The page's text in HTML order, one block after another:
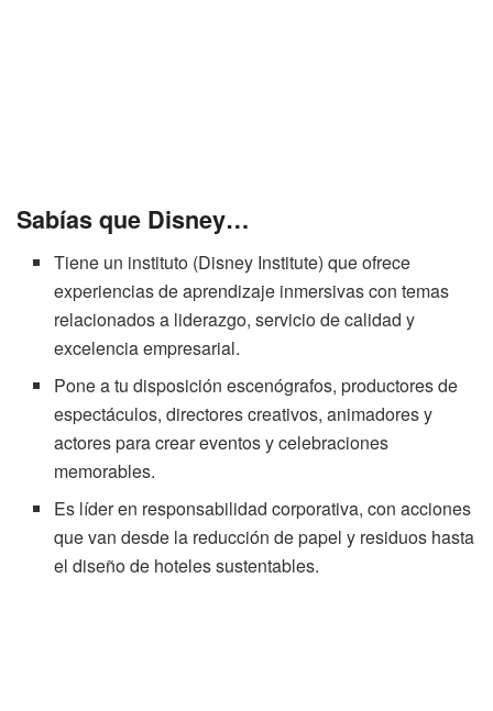
Sabías que Disney…
Tiene un instituto (Disney Institute) que ofrece
experiencias de aprendizaje inmersivas con temas
relacionados a liderazgo, servicio de calidad y
excelencia empresarial.
Pone a tu disposición escenógrafos, productores de
espectáculos, directores creativos, animadores y
actores para crear eventos y celebraciones
memorables.
Es líder en responsabilidad corporativa, con acciones
que van desde la reducción de papel y residuos hasta
el diseño de hoteles sustentables.